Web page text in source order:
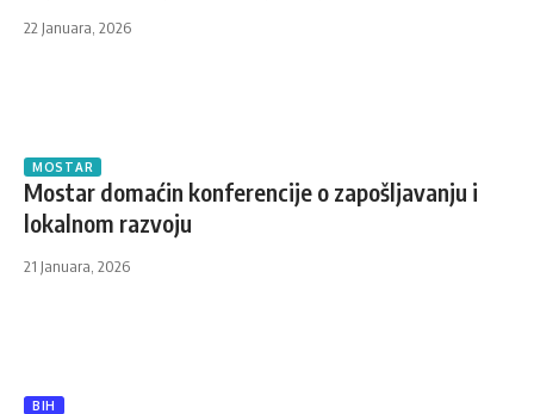
22 Januara, 2026
MOSTAR
Mostar domaćin konferencije o zapošljavanju i
lokalnom razvoju
21 Januara, 2026
BIH